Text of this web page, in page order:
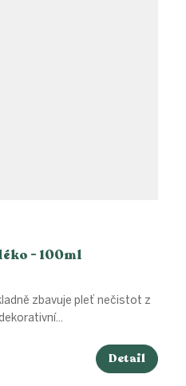
- 100ml
Detail
zbavuje pleť nečistot z